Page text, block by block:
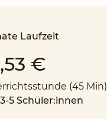
Laufzeit
€
(45 Min)
5 Schüler:innen